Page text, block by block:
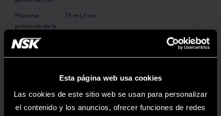
Esta página web usa cookies
Las cookies de este sitio web se usan para personalizar
el contenido y los anuncios, ofrecer funciones de redes
Máxima
potencia de la
bomba
75 mL/min
motor
-1